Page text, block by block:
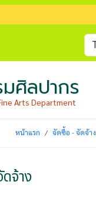
ศิลปากร
Arts Department
หน้าแรก จัดซื้อ - จัดจ้าง
จ้าง